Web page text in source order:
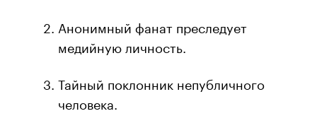
Анонимный фанат преследует
медийную личность.
Тайный поклонник непубличного
человека.